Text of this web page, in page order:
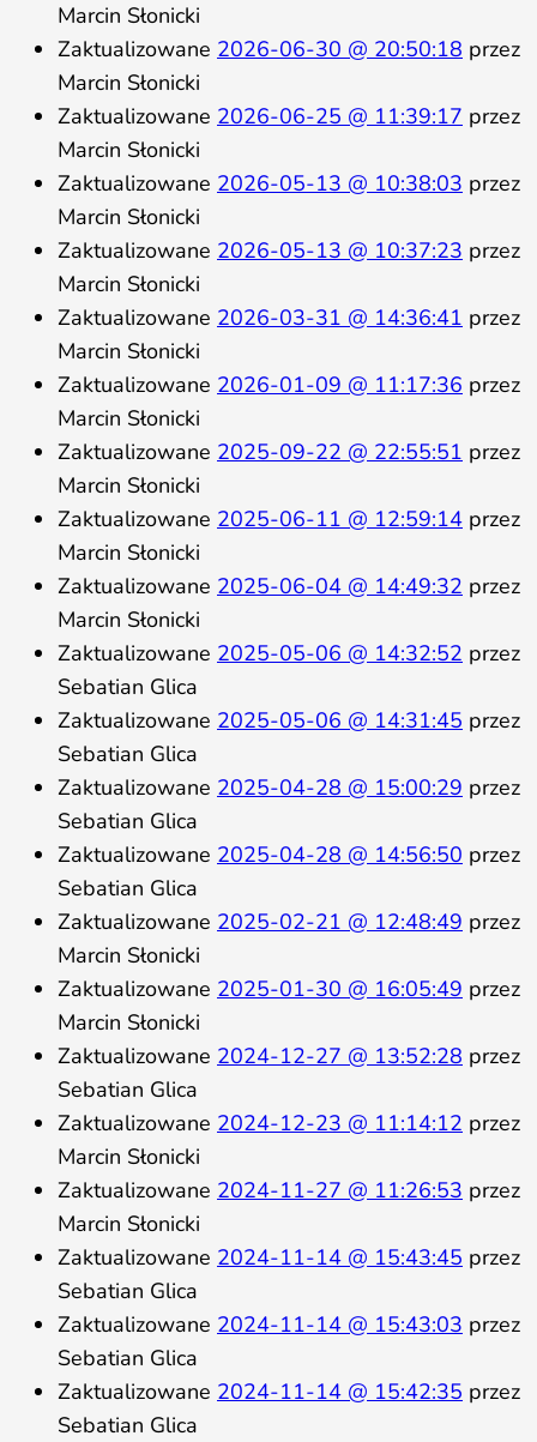
Marcin Słonicki
Zaktualizowane 2026-06-30 @ 20:50:18 przez
Marcin Słonicki
Zaktualizowane 2026-06-25 @ 11:39:17 przez
Marcin Słonicki
Zaktualizowane 2026-05-13 @ 10:38:03 przez
Marcin Słonicki
Zaktualizowane 2026-05-13 @ 10:37:23 przez
Marcin Słonicki
Zaktualizowane 2026-03-31 @ 14:36:41 przez
Marcin Słonicki
Zaktualizowane 2026-01-09 @ 11:17:36 przez
Marcin Słonicki
Zaktualizowane 2025-09-22 @ 22:55:51 przez
Marcin Słonicki
Zaktualizowane 2025-06-11 @ 12:59:14 przez
Marcin Słonicki
Zaktualizowane 2025-06-04 @ 14:49:32 przez
Marcin Słonicki
Zaktualizowane 2025-05-06 @ 14:32:52 przez
Sebatian Glica
Zaktualizowane 2025-05-06 @ 14:31:45 przez
Sebatian Glica
Zaktualizowane 2025-04-28 @ 15:00:29 przez
Sebatian Glica
Zaktualizowane 2025-04-28 @ 14:56:50 przez
Sebatian Glica
Zaktualizowane 2025-02-21 @ 12:48:49 przez
Marcin Słonicki
Zaktualizowane 2025-01-30 @ 16:05:49 przez
Marcin Słonicki
Zaktualizowane 2024-12-27 @ 13:52:28 przez
Sebatian Glica
Zaktualizowane 2024-12-23 @ 11:14:12 przez
Marcin Słonicki
Zaktualizowane 2024-11-27 @ 11:26:53 przez
Marcin Słonicki
Zaktualizowane 2024-11-14 @ 15:43:45 przez
Sebatian Glica
Zaktualizowane 2024-11-14 @ 15:43:03 przez
Sebatian Glica
Zaktualizowane 2024-11-14 @ 15:42:35 przez
Sebatian Glica